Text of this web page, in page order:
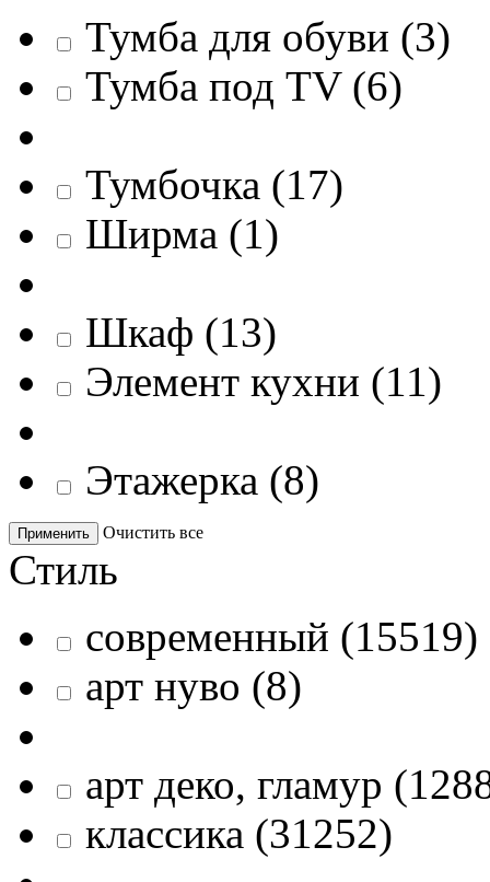
Тумба для обуви (3)
Тумба под TV (6)
Тумбочка (17)
Ширма (1)
Шкаф (13)
Элемент кухни (11)
Этажерка (8)
Применить Очистить все
Стиль
современный (15519)
арт нуво (8)
арт деко, гламур (
классика (31252)